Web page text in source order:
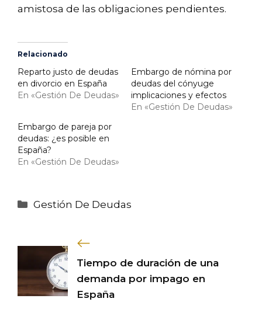
amistosa de las obligaciones pendientes.
Relacionado
Reparto justo de deudas
en divorcio en España
En «Gestión De Deudas»
Embargo de nómina por
deudas del cónyuge
implicaciones y efectos
En «Gestión De Deudas»
Embargo de pareja por
deudas: ¿es posible en
España?
En «Gestión De Deudas»
Categorías
Gestión De Deudas
Tiempo de duración de una
demanda por impago en
España